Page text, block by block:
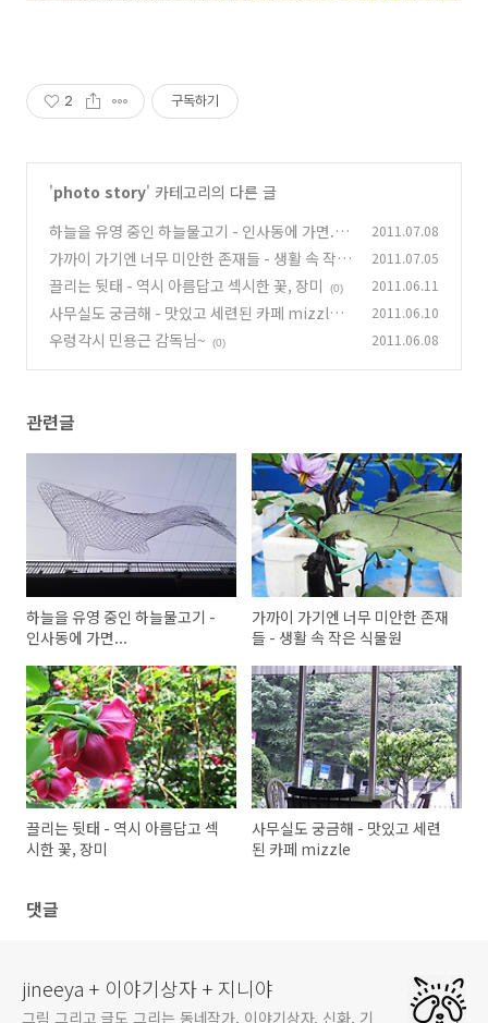
2 구독하기
'photo story' 카테고리의 다른 글
하늘을 유영 중인 하늘물고기 - 인사동에 가면...
(4)
2011.07.08
가까이 가기엔 너무 미안한 존재들 - 생활 속 작은
식물원
(0)
2011.07.05
끌리는 뒷태 - 역시 아름답고 섹시한 꽃, 장미 (0) 2011.06.11
사무실도 궁금해 - 맛있고 세련된 카페 mizzle
(0)
2011.06.10
우렁각시 민용근 감독님~ (0) 2011.06.08
관련글
하늘을 유영 중인 하늘물고기 -
인사동에 가면...
가까이 가기엔 너무 미안한 존재
들 - 생활 속 작은 식물원
끌리는 뒷태 - 역시 아름답고 섹
시한 꽃, 장미
사무실도 궁금해 - 맛있고 세련
된 카페 mizzle
댓글
jineeya + 이야기상자 + 지니야
그림 그리고 글도 그리는 동네작가, 이야기상자, 신화, 기